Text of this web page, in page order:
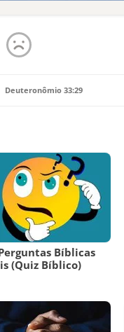
Deuteronômio 33:29
Bíblicas
(Quiz Bíblico)